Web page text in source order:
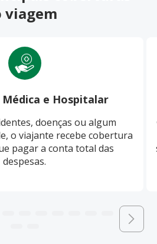
viagem
Médica e Hospitalar
doenças ou algum
o viajante recebe cobertura
pagar a conta total das
despesas.